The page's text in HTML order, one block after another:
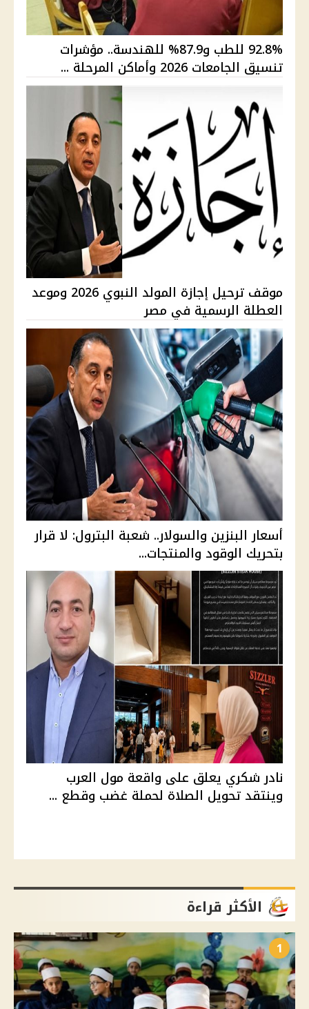
92.8% للطب و87.9% للهندسة.. مؤشرات
تنسيق الجامعات 2026 وأماكن المرحلة ...
موقف ترحيل إجازة المولد النبوي 2026 وموعد
العطلة الرسمية في مصر
أسعار البنزين والسولار.. شعبة البترول: لا قرار
بتحريك الوقود والمنتجات...
نادر شكري يعلق على واقعة مول العرب
وينتقد تحويل الصلاة لحملة غضب وقطع ...
الأكثر قراءة
1